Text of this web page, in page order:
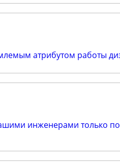
атрибутом работы
инженерами только